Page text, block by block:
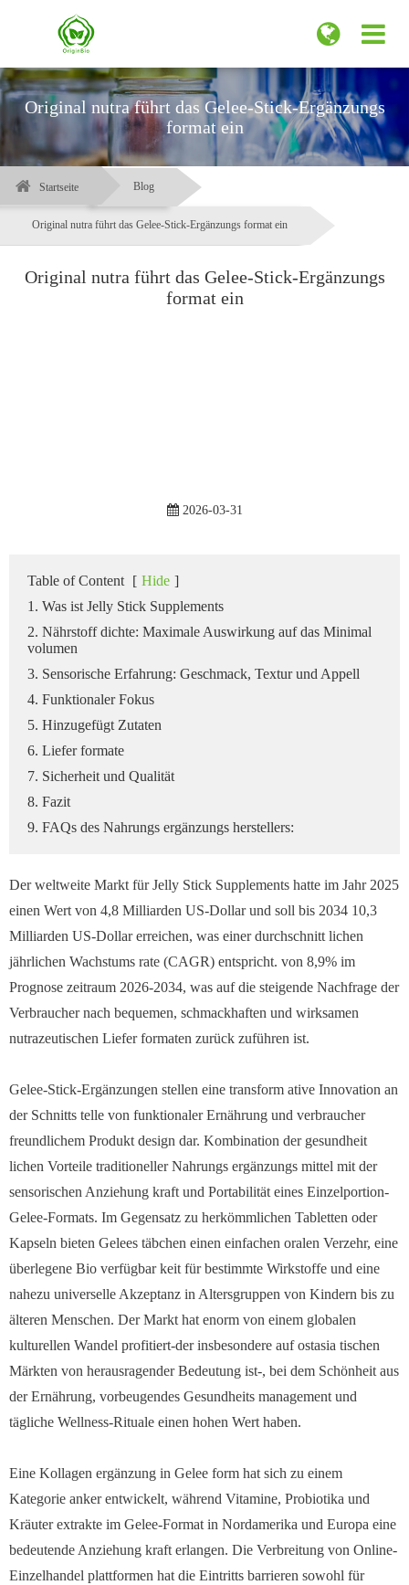
Original nutra führt das Gelee-Stick-Ergänzungs
format ein
Startseite Blog
Original nutra führt das Gelee-Stick-Ergänzungs format ein
Original nutra führt das Gelee-Stick-Ergänzungs
format ein
2026-03-31
Table of Content [ Hide ]
1. Was ist Jelly Stick Supplements
2. Nährstoff dichte: Maximale Auswirkung auf das Minimal
volumen
3. Sensorische Erfahrung: Geschmack, Textur und Appell
4. Funktionaler Fokus
5. Hinzugefügt Zutaten
6. Liefer formate
7. Sicherheit und Qualität
8. Fazit
9. FAQs des Nahrungs ergänzungs herstellers:
Der weltweite Markt für Jelly Stick Supplements hatte im Jahr 2025
einen Wert von 4,8 Milliarden US-Dollar und soll bis 2034 10,3
Milliarden US-Dollar erreichen, was einer durchschnitt lichen
jährlichen Wachstums rate (CAGR) entspricht. von 8,9% im
Prognose zeitraum 2026-2034, was auf die steigende Nachfrage der
Verbraucher nach bequemen, schmackhaften und wirksamen
nutrazeutischen Liefer formaten zurück zuführen ist.
Gelee-Stick-Ergänzungen stellen eine transform ative Innovation an
der Schnitts telle von funktionaler Ernährung und verbraucher
freundlichem Produkt design dar. Kombination der gesundheit
lichen Vorteile traditioneller Nahrungs ergänzungs mittel mit der
sensorischen Anziehung kraft und Portabilität eines Einzelportion-
Gelee-Formats. Im Gegensatz zu herkömmlichen Tabletten oder
Kapseln bieten Gelees täbchen einen einfachen oralen Verzehr, eine
überlegene Bio verfügbar keit für bestimmte Wirkstoffe und eine
nahezu universelle Akzeptanz in Altersgruppen von Kindern bis zu
älteren Menschen. Der Markt hat enorm von einem globalen
kulturellen Wandel profitiert-der insbesondere auf ostasia tischen
Märkten von herausragender Bedeutung ist-, bei dem Schönheit aus
der Ernährung, vorbeugendes Gesundheits management und
tägliche Wellness-Rituale einen hohen Wert haben.
Eine Kollagen ergänzung in Gelee form hat sich zu einem
Kategorie anker entwickelt, während Vitamine, Probiotika und
Kräuter extrakte im Gelee-Format in Nordamerika und Europa eine
bedeutende Anziehung kraft erlangen. Die Verbreitung von Online-
Einzelhandel plattformen hat die Eintritts barrieren sowohl für